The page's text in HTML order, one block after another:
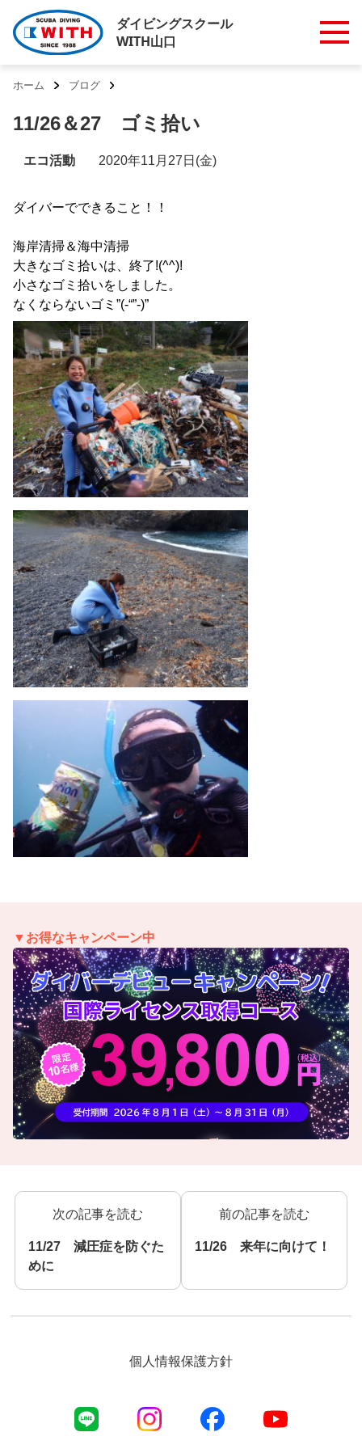
ダイビングスクール
WITH山口
ホーム ブログ
11/26＆27 ゴミ拾い
エコ活動 2020年11月27日(金)
ダイバーでできること！！
海岸清掃＆海中清掃
大きなゴミ拾いは、終了!(^^)!
小さなゴミ拾いをしました。
なくならないゴミ”(-“”-)”
▼お得なキャンペーン中
次の記事を読む
11/27 減圧症を防ぐた
めに
前の記事を読む
11/26 来年に向けて！
個人情報保護方針